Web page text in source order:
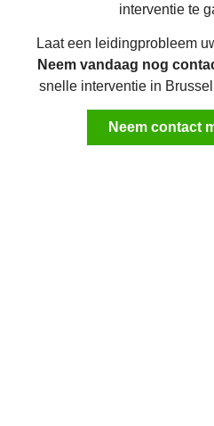
interventie te
Laat een leidingprobleem
Neem vandaag nog
snelle interventie in
Neem contact